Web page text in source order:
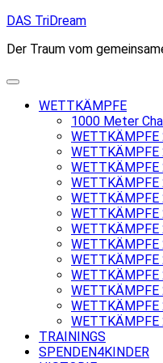
Skip
content
DAS TriDream
Der Traum vom
WETTKÄMPFE
1000 Meter
WETTKÄMPFE
WETTKÄMPFE
WETTKÄMPFE
WETTKÄMPFE
WETTKÄMPFE
WETTKÄMPFE
WETTKÄMPFE
WETTKÄMPFE
WETTKÄMPFE
WETTKÄMPFE
WETTKÄMPFE
WETTKÄMPFE
WETTKÄMPFE
TRAININGS
SPENDEN4KINDER